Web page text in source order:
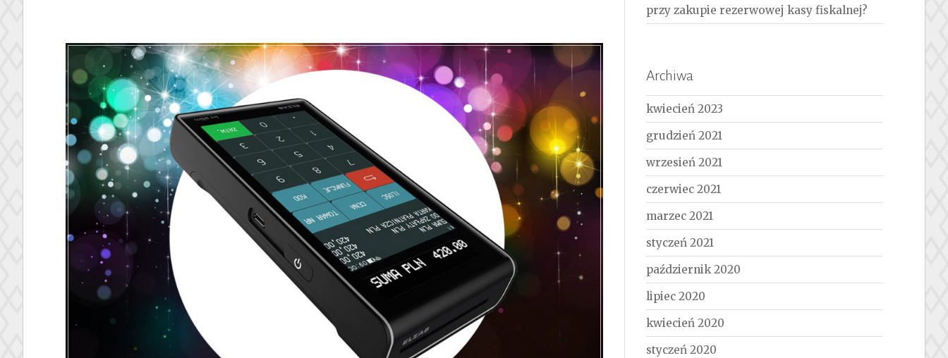
przy zakupie rezerwowej kasy fiskalnej?
Archiwa
kwiecień 2023
grudzień 2021
wrzesień 2021
czerwiec 2021
marzec 2021
styczeń 2021
październik 2020
lipiec 2020
kwiecień 2020
styczeń 2020